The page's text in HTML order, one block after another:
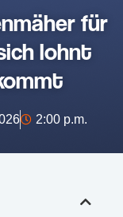
für
lohnt
2:00 p.m.